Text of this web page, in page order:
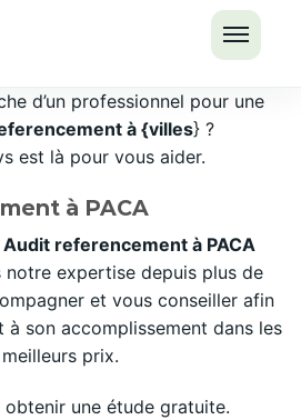
LE
d’un professionnel pour une
à {villes} ?
est là pour vous aider.
à PACA
Audit referencement à PACA
notre expertise depuis plus de
et vous conseiller afin
son accomplissement dans les
prix.
une étude gratuite.